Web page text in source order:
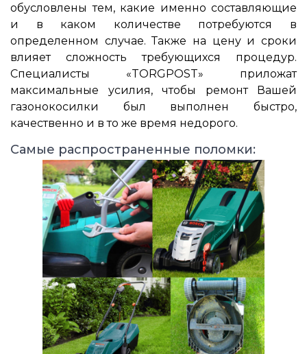
обусловлены тем, какие именно составляющие
и в каком количестве потребуются в
определенном случае. Также на цену и сроки
влияет сложность требующихся процедур.
Специалисты «TORGPOST» приложат
максимальные усилия, чтобы ремонт Вашей
газонокосилки был выполнен быстро,
качественно и в то же время недорого.
Самые распространенные поломки: